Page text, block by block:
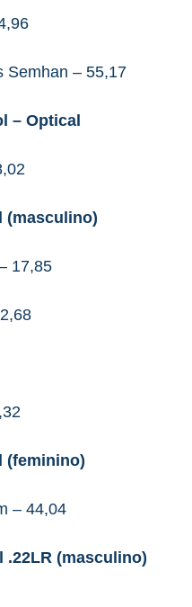
Semhan – 55,17
– Optical
(masculino)
17,85
(feminino)
– 44,04
.22LR (masculino)